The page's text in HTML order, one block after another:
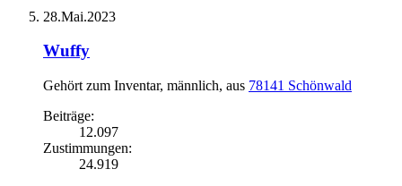
28.Mai.2023
Wuffy
Gehört zum Inventar, männlich, aus 78141 Schönwald
Beiträge:
12.097
Zustimmungen:
24.919